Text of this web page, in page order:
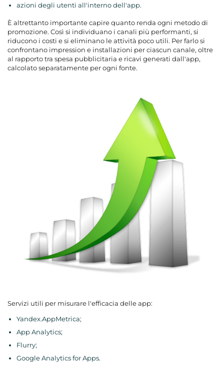
azioni degli utenti all'interno dell'app.
È altrettanto importante capire quanto renda ogni metodo di
promozione. Così si individuano i canali più performanti, si
riducono i costi e si eliminano le attività poco utili. Per farlo si
confrontano impression e installazioni per ciascun canale, oltre
al rapporto tra spesa pubblicitaria e ricavi generati dall'app,
calcolato separatamente per ogni fonte.
Servizi utili per misurare l'efficacia delle app:
Yandex.AppMetrica;
App Analytics;
Flurry;
Google Analytics for Apps.